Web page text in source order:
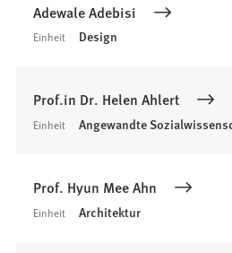
Adewale Adebisi
Einheit Design
Prof.in Dr. Helen Ahlert
Einheit Angewandte
Prof. Hyun Mee Ahn
Einheit Architektur